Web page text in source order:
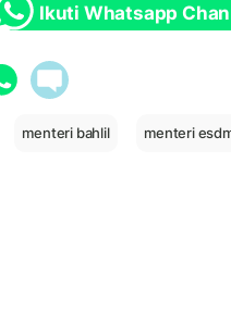
Ikuti Whatsapp
menteri bahlil menteri